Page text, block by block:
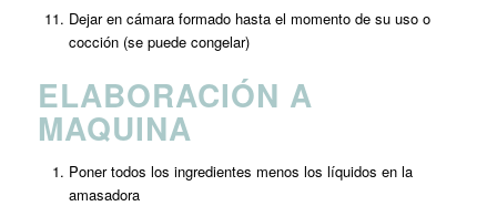
Dejar en cámara formado hasta el momento de su uso o
cocción (se puede congelar)
ELABORACIÓN A
MAQUINA
Poner todos los ingredientes menos los líquidos en la
amasadora